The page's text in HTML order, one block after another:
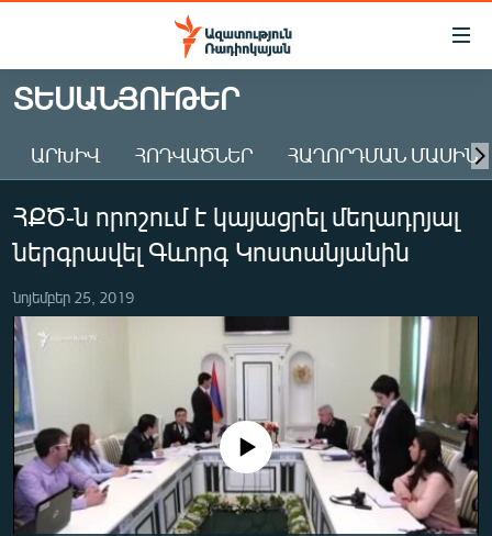
Մատչելիության
Անցնել
հիմնական
Անցնել
հիմնական
մենյուին
Որոնում
ԱԶԱՏՈՒԹՅՈՒՆ TV
ՀԱՅԱՍՏԱՆ
ԸՆՏՐՈՒԹՅՈՒՆՆԵՐ 2026
ԻՐԱՎՈՒՆՔ
ՀԱՍԱՐԱԿՈՒԹՅՈՒՆ
ՏՆՏԵՍՈՒԹՅՈՒՆ
ՂԱՐԱԲԱՂ
ՊԱՏԵՐԱԶՄԻ 6 ՇԱԲԱԹՆԵՐԸ
ՏԱՐԱԾԱՇՐՋԱՆ
ՄԻՋԱԶԳԱՅԻՆ
ՏԵՍԱՆՅՈՒԹԵՐ
ԱՐԽԻՎ ՀՈԴՎԱԾՆԵՐ ՀԱՂՈՐԴՄԱՆ ՄԱՍԻՆ
ՀՔԾ-ն որոշում է կայացրել մեղադրյալ
ներգրավել Գևորգ Կոստանյանին
նոյեմբեր 25, 2019
No media source currently available